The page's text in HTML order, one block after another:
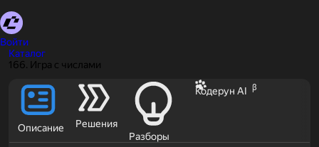
Войти
Каталог
166. Игра с числами
Описание
Решения
Разборы
Кодерун AI β